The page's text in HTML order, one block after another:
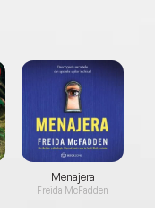
Menajera
Freida McFadden